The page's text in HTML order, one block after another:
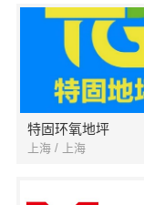
特固环氧地坪
上海 / 上海